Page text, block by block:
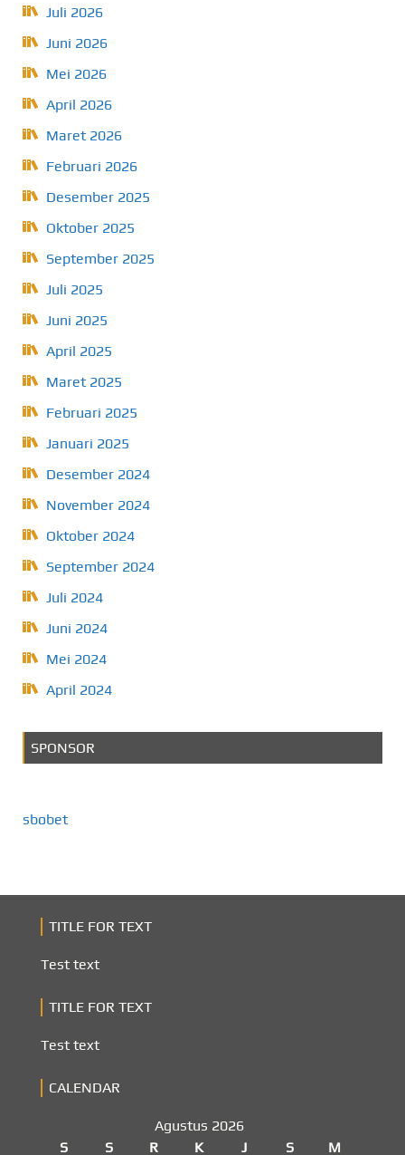
Juli 2026
Juni 2026
Mei 2026
April 2026
Maret 2026
Februari 2026
Desember 2025
Oktober 2025
September 2025
Juli 2025
Juni 2025
April 2025
Maret 2025
Februari 2025
Januari 2025
Desember 2024
November 2024
Oktober 2024
September 2024
Juli 2024
Juni 2024
Mei 2024
April 2024
SPONSOR
sbobet
TITLE FOR TEXT
Test text
TITLE FOR TEXT
Test text
CALENDAR
Agustus 2026
S
S R K J S M